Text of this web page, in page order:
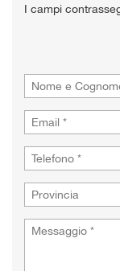
I campi